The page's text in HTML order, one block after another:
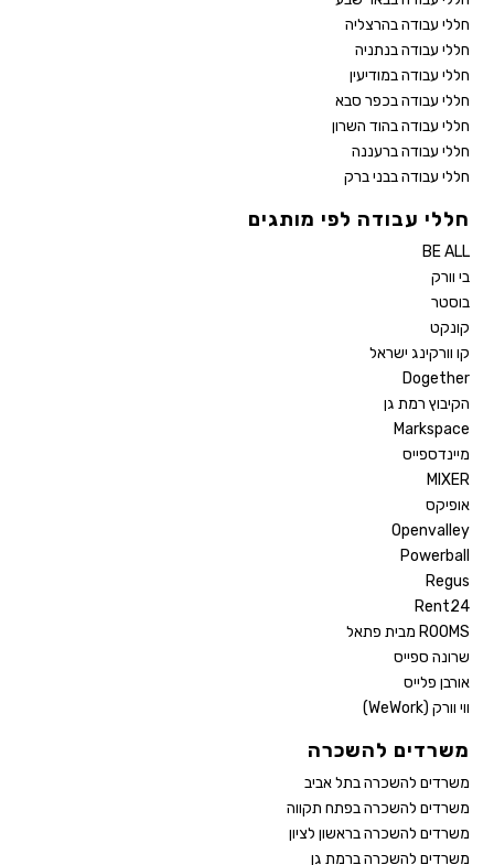
חללי עבודה בהרצליה
חללי עבודה בנתניה
חללי עבודה במודיעין
חללי עבודה בכפר סבא
חללי עבודה בהוד השרון
חללי עבודה ברעננה
חללי עבודה בבני ברק
חללי עבודה לפי מותגים
BE ALL
בי וורק
בוסטר
קונקט
קו וורקינג ישראל
Dogether
הקיבוץ רמת גן
Markspace
מיינדספייס
MIXER
אופיקס
Openvalley
Powerball
Regus
Rent24
ROOMS מבית פתאל
שרונה ספייס
אורבן פלייס
ווי וורק (WeWork)
משרדים להשכרה
משרדים להשכרה בתל אביב
משרדים להשכרה בפתח תקווה
משרדים להשכרה בראשון לציון
משרדים להשכרה ברמת גן